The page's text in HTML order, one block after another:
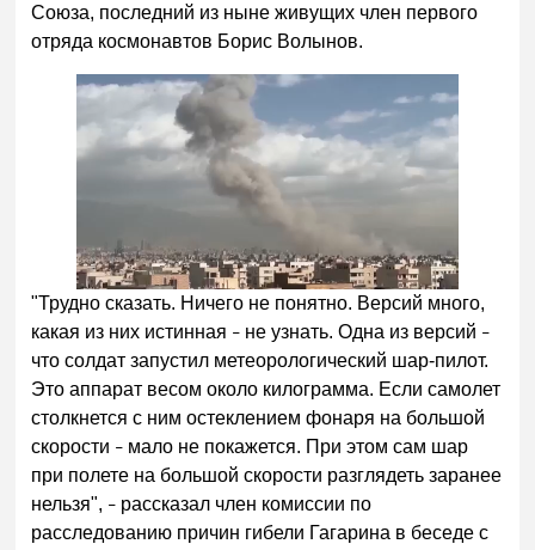
Союза, последний из ныне живущих член первого
отряда космонавтов Борис Волынов.
"Трудно сказать. Ничего не понятно. Версий много,
какая из них истинная – не узнать. Одна из версий –
что солдат запустил метеорологический шар-пилот.
Это аппарат весом около килограмма. Если самолет
столкнется с ним остеклением фонаря на большой
скорости – мало не покажется. При этом сам шар
при полете на большой скорости разглядеть заранее
нельзя", – рассказал член комиссии по
расследованию причин гибели Гагарина в беседе с